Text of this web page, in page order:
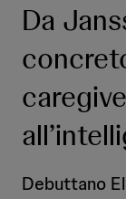
Da
Debuttano